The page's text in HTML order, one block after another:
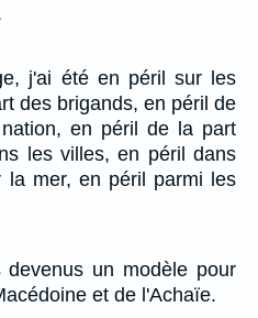
j'ai été en péril sur les
des brigands, en péril de
en péril de la part
les villes, en péril dans
la mer, en péril parmi les
un modèle pour
et de l'Achaïe.